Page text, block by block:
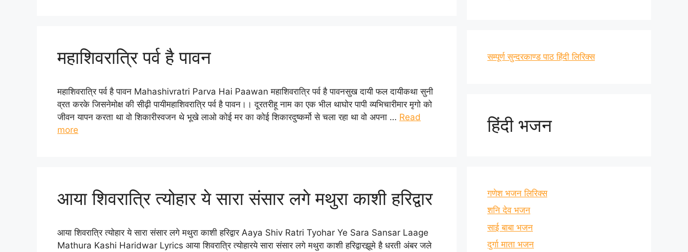
महाशिवरात्रि पर्व है पावन
महाशिवरात्रि पर्व है पावन Mahashivratri Parva Hai Paawan महाशिवरात्रि पर्व है पावनसुख दायी फल दायीकथा सुनी
व्रत करके जिसनेमोक्ष की सीढ़ी पायीमहाशिवरात्रि पर्व है पावन।। दूरतरीहू नाम का एक भील थाघोर पापी व्यभिचारीमार मृगो को
जीवन यापन करता था वो शिकारीस्वजन थे भूखे लाओ कोई मर का कोई शिकारदुष्कर्मो से चला रहा था वो अपना … Read
more
आया शिवरात्रि त्योहार ये सारा संसार लगे मथुरा काशी हरिद्वार
आया शिवरात्रि त्योहार ये सारा संसार लगे मथुरा काशी हरिद्वार Aaya Shiv Ratri Tyohar Ye Sara Sansar Laage
Mathura Kashi Haridwar Lyrics आया शिवरात्रि त्योहारये सारा संसार लगे मथुरा काशी हरिद्वारझूमे है धरती अंबर जले
सम्पूर्ण सुन्दरकाण्ड पाठ हिंदी लिरिक्स
हिंदी भजन
गणेश भजन लिरिक्स
शनि देव भजन
साई बाबा भजन
दुर्गा माता भजन